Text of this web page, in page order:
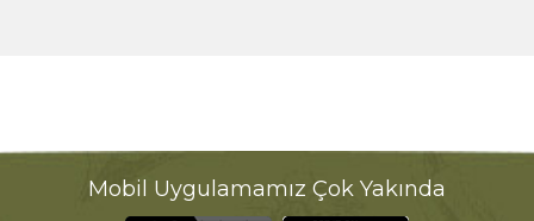
Mobil Uygulamamız Çok Yakında